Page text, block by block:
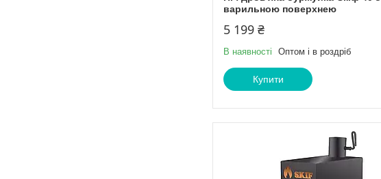
варильною поверхнею
5 199 ₴
В наявності Оптом і в роздріб
Купити